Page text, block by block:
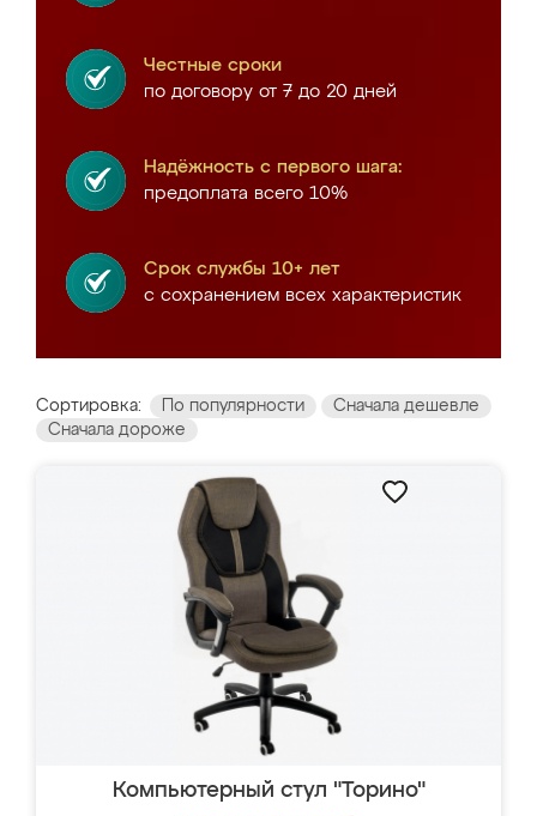
Честные сроки
по договору от 7 до 20 дней
Надёжность с первого шага:
предоплата всего 10%
Срок службы 10+ лет
с сохранением всех характеристик
Сортировка: По популярности
Сначала дешевле
Сначала дороже
Компьютерный стул "Торино"